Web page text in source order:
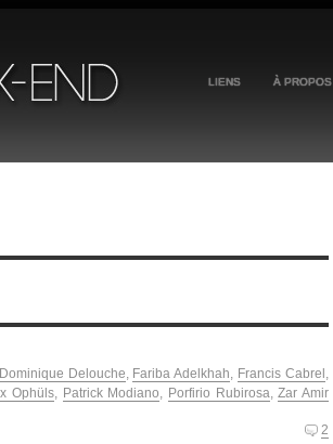
LIENS À PROPOS
Dominique Delouche, Fariba Adelkhah, Francis Cabrel ,
Ophüls, Patrick Modiano, Porfirio Rubirosa,Zar Amir
2